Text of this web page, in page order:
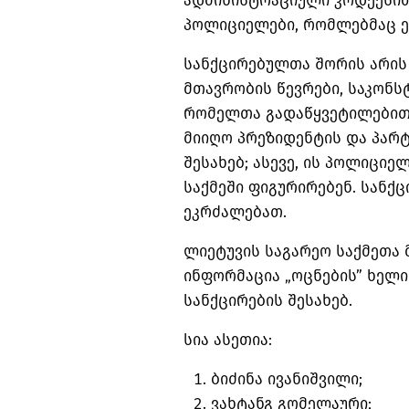
პოლიციელები, რომლებმაც
სანქცირებულთა შორის
მთავრობის წევრები,
რომელთა
მიიღო პრეზიდენტის და
შესახებ; ასევე, ის
საქმეში ფიგურირებენ.
ეკრძალებათ.
ლიეტუვის საგარეო საქმეთა
ინფორმაცია „ოცნების”
სანქცირების შესახებ.
სია ასეთია:
ბიძინა ივანიშვილი;
ვახტანგ გომელაური;